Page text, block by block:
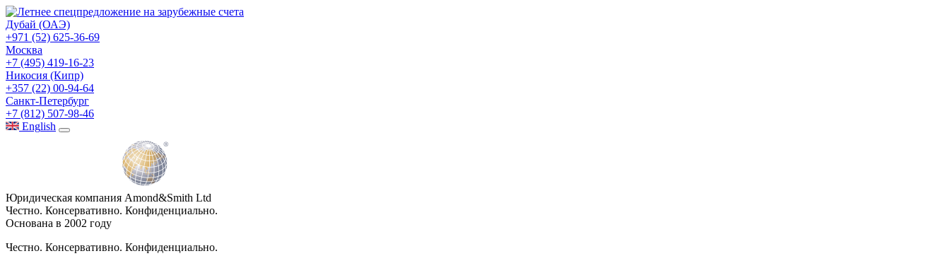
Дубай (ОАЭ)
+971 (52) 625-36-69
Москва
+7 (495) 419-16-23
Никосия (Кипр)
+357 (22) 00-94-64
Санкт-Петербург
+7 (812) 507-98-46
English
Юридическая компания Amond&Smith Ltd
Честно. Консервативно. Конфиденциально.
Основана в 2002 году
Честно. Консервативно. Конфиденциально.